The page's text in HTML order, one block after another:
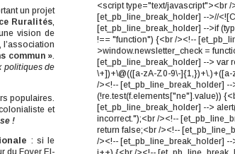
un projet
Ruralités,
vision de
, l’association
commun ».
politiques de
populaires.
et
!
: si le
<script type="text/javascript"><br /
[et_pb_line_break_holder] -->//
[et_pb_line_break_holder] -->if
!== "function") {<br /><!--
>window.newsletter_check =
[et_pb_line_break_holder] --> var
\+])+\@(([a-zA-Z0-9\-
/><!-- [et_pb_line_break_holder] --
(!re.test(f.elements["ne"].value))
[et_pb_line_break_holder] -->
incorrect.");<br /><!--
return false;<br /><!--
/><!-- [et_pb_line_break_holder] --